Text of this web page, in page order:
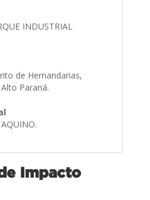
INDUSTRIAL
de Hernandarias,
Paraná.
Impacto